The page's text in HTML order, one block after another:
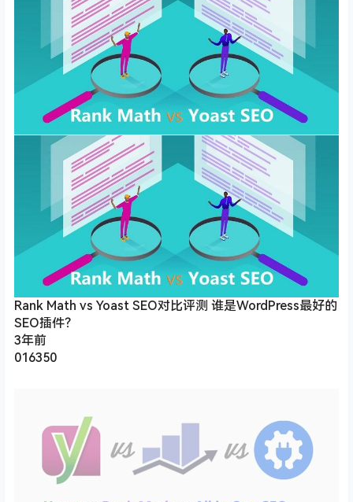
Rank Math vs Yoast SEO对比评测 谁是WordPress最好的
SEO插件？
3年前
016350